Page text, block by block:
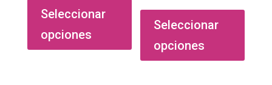
Seleccionar
opciones
producto
múltiples
variantes.
Seleccionar
opciones